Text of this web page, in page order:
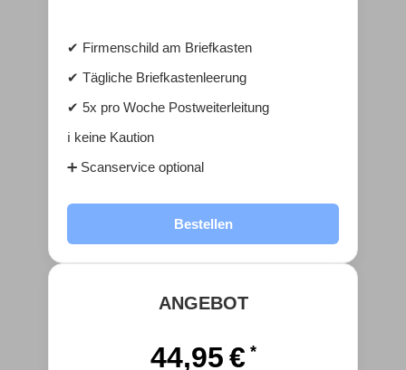
✔ Firmenschild am Briefkasten
✔ Tägliche Briefkastenleerung
✔ 5x pro Woche Postweiterleitung
ℹ️ keine Kaution
➕ Scanservice optional
Bestellen
ANGEBOT
44,95 €